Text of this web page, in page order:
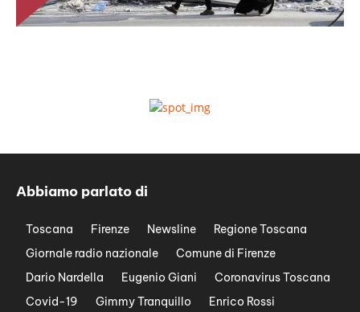
Abbiamo parlato di
Toscana Firenze Newsline
Regione Toscana
Giornale radio nazionale
Comune di Firenze
Dario Nardella
Eugenio Giani
Coronavirus Toscana
Covid-19
Gimmy Tranquillo
Enrico Rossi